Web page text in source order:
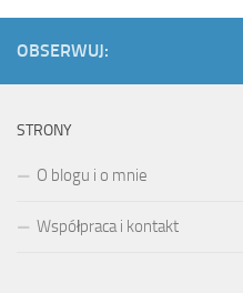
OBSERWUJ:
STRONY
O blogu i o mnie
Współpraca i kontakt